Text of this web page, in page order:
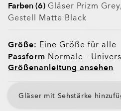
Farben (6) Gläser Prizm Grey,
Gestell Matte Black
Größe: Eine Größe für alle
Passform Normale -
Größenanleitung ansehen
Gläser mit Sehstärke